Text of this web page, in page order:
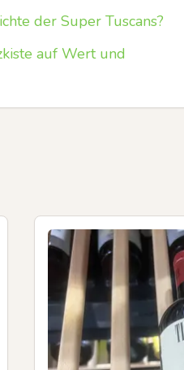
der Super Tuscans?
auf Wert und